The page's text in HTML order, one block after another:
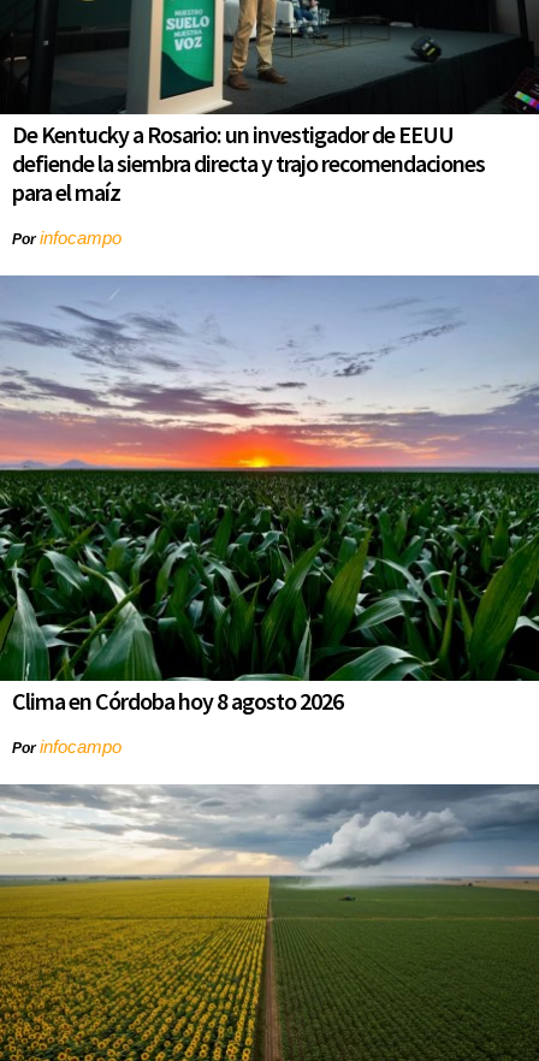
De Kentucky a Rosario: un investigador de EEUU
defiende la siembra directa y trajo recomendaciones
para el maíz
Porinfocampo
Clima en Córdoba hoy 8 agosto 2026
Porinfocampo